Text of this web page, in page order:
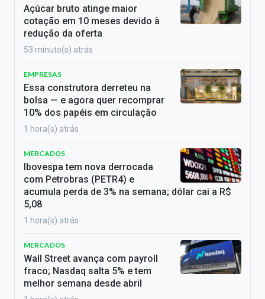
Açúcar bruto atinge maior
cotação em 10 meses devido à
redução da oferta
53 minuto(s) atrás
EMPRESAS
Essa construtora derreteu na
bolsa — e agora quer recomprar
10% dos papéis em circulação
1 hora(s) atrás
MERCADOS
Ibovespa tem nova derrocada
com Petrobras (PETR4) e
acumula perda de 3% na semana; dólar cai a R$
5,08
1 hora(s) atrás
MERCADOS
Wall Street avança com payroll
fraco; Nasdaq salta 5% e tem
melhor semana desde abril